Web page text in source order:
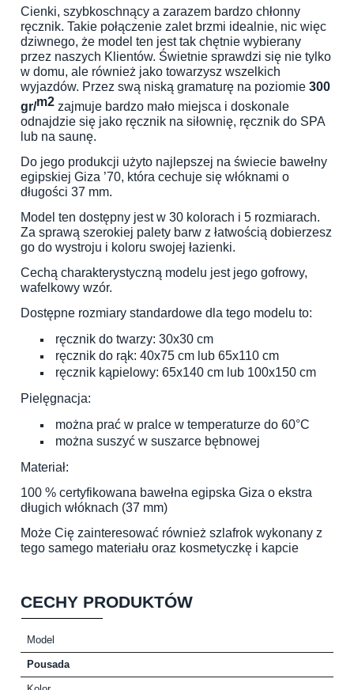
Cienki, szybkoschnący a zarazem bardzo chłonny
ręcznik. Takie połączenie zalet brzmi idealnie, nic więc
dziwnego, że model ten jest tak chętnie wybierany
przez naszych Klientów. Świetnie sprawdzi się nie tylko
w domu, ale również jako towarzysz wszelkich
wyjazdów. Przez swą niską gramaturę na poziomie 300
gr/m2 zajmuje bardzo mało miejsca i doskonale
odnajdzie się jako ręcznik na siłownię, ręcznik do SPA
lub na saunę.
Do jego produkcji użyto najlepszej na świecie bawełny
egipskiej Giza ’70, która cechuje się włóknami o
długości 37 mm.
Model ten dostępny jest w 30 kolorach i 5 rozmiarach.
Za sprawą szerokiej palety barw z łatwością dobierzesz
go do wystroju i koloru swojej łazienki.
Cechą charakterystyczną modelu jest jego gofrowy,
wafelkowy wzór.
Dostępne rozmiary standardowe dla tego modelu to:
ręcznik do twarzy: 30x30 cm
ręcznik do rąk: 40x75 cm lub 65x110 cm
ręcznik kąpielowy: 65x140 cm lub 100x150 cm
Pielęgnacja:
można prać w pralce w temperaturze do 60°C
można suszyć w suszarce bębnowej
Materiał:
100 % certyfikowana bawełna egipska Giza o ekstra
długich włóknach (37 mm)
Może Cię zainteresować również szlafrok wykonany z
tego samego materiału oraz kosmetyczkę i kapcie
CECHY PRODUKTÓW
Model
Pousada